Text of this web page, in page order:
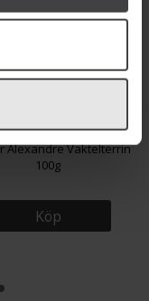
Alexandre Vaktelterrin
100g
Köp